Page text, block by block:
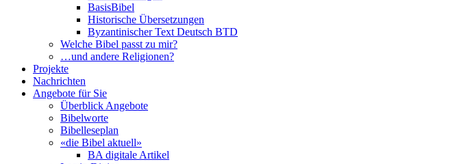
BasisBibel
Historische Übersetzungen
Byzantinischer Text Deutsch BTD
Welche Bibel passt zu mir?
…und andere Religionen?
Projekte
Nachrichten
Angebote für Sie
Überblick Angebote
Bibelworte
Bibelleseplan
«die Bibel aktuell»
BA digitale Artikel